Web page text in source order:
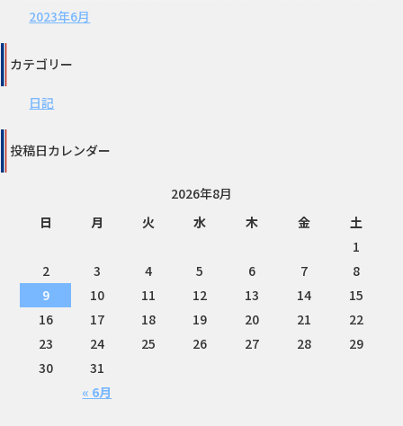
2023年6月
カテゴリー
日記
投稿日カレンダー
2026年8月
日
月 火 水 木 金 土
« 6月
1
2
3 4 5 6 7
8
9
10 11 12 13 14
15
16
17 18 19 20 21
22
23
24 25 26 27 28
29
30
31